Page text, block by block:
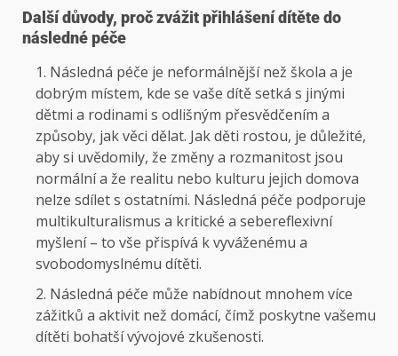
Další důvody, proč zvážit přihlášení dítěte do
následné péče
Následná péče je neformálnější než škola a je
dobrým místem, kde se vaše dítě setká s jinými
dětmi a rodinami s odlišným přesvědčením a
způsoby, jak věci dělat. Jak děti rostou, je důležité,
aby si uvědomily, že změny a rozmanitost jsou
normální a že realitu nebo kulturu jejich domova
nelze sdílet s ostatními. Následná péče podporuje
multikulturalismus a kritické a sebereflexivní
myšlení – to vše přispívá k vyváženému a
svobodomyslnému dítěti.
Následná péče může nabídnout mnohem více
zážitků a aktivit než domácí, čímž poskytne vašemu
dítěti bohatší vývojové zkušenosti.